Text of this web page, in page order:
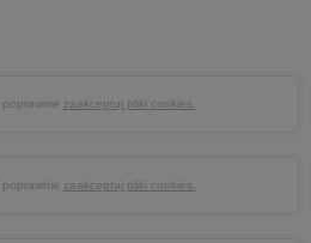
poprawnie zaakceptuj pliki cookies.
poprawnie zaakceptuj pliki cookies.